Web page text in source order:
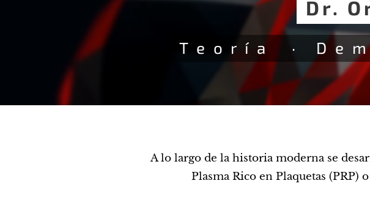
Dr.
T e o r í a · D e m
A lo largo de la historia moderna se
Plasma Rico en Plaquetas (PRP)